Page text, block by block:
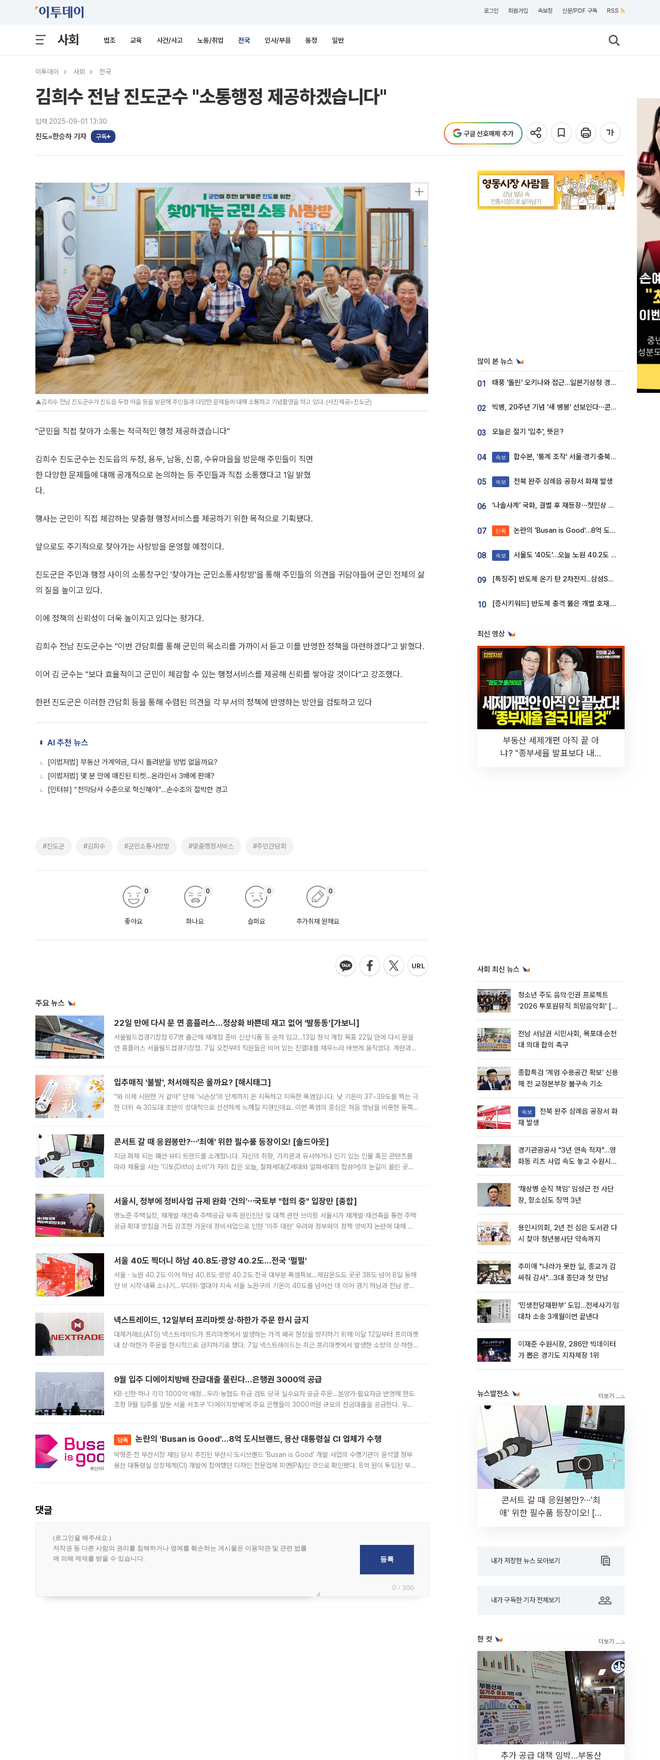
로그인 회원가입 속보창 신문/PDF 구독 RSS
사회 법조 교육 사건/사고 노동/취업 전국 인사/부음 동정 일반
이투데이 사회 전국
김희수 전남 진도군수 "소통행정 제공하겠습니다"
입력 2025-09-01 13:30
진도=한승하 기자 구독 구글 선호매체 추가
▲김희수 전남 진도군수가 진도읍 두정 마을 등을 방문해 주민들과 다양한 문제들에 대해 소통하고 기념촬영을 하고 있다. (사진제공=진도군)
"군민을 직접 찾아가 소통는 적극적인 행정 제공하겠습니다"
김희수 진도군수는 진도읍의 두정, 용두, 남동, 신흥, 수유마을을 방문해 주민들이 직면
한 다양한 문제들에 대해 공개적으로 논의하는 등 주민들과 직접 소통했다고 1일 밝혔
다.
행사는 군민이 직접 체감하는 맞춤형 행정서비스를 제공하기 위한 목적으로 기획됐다.
앞으로도 주기적으로 찾아가는 사랑방을 운영할 예정이다.
진도군은 주민과 행정 사이의 소통창구인 '찾아가는 군민소통사랑방'을 통해 주민들의 의견을 귀담아들어 군민 전체의 삶
의 질을 높이고 있다.
이에 정책의 신뢰성이 더욱 높이지고 있다는 평가다.
김희수 전남 진도군수는 "이번 간담회를 통해 군민의 목소리를 가까이서 듣고 이를 반영한 정책을 마련하겠다"고 밝혔다.
이어 김 군수는 "보다 효율적이고 군민이 체감할 수 있는 행정서비스를 제공해 신뢰를 쌓아갈 것이다"고 강조했다.
한편 진도군은 이러한 간담회 등을 통해 수렴된 의견을 각 부서의 정책에 반영하는 방안을 검토하고 있다
AI 추천 뉴스
[이법저법] 부동산 가계약금, 다시 돌려받을 방법 없을까요?
[이법저법] 몇 분 만에 매진된 티켓…온라인서 3배에 판매?
[인터뷰] “천막당사 수준으로 혁신해야”…손수조의 절박한 경고
#진도군 #김희수 #군민소통사랑방 #맞춤행정서비스 #주민간담회
좋아요
0
화나요
0
슬퍼요
0
추가취재 원해요
0
주요 뉴스
22일 만에 다시 문 연 홈플러스…정상화 바쁜데 재고 없어 ‘발동동’[가보니]
서울월드컵경기장점 67명 출근해 재개점 준비 신선식품 등 순차 입고…13일 정식 개장 목표 22일 만에 다시 문을
연 홈플러스 서울월드컵경기장점. 7일 오전부터 직원들은 비어 있는 진열대를 채우느라 바쁘게 움직였다. 계란과
입추매직 '불발', 처서매직은 올까요? [해시태그]
“와 이제 시원한 거 같아” 단체 ‘뇌손상’의 단계까지 온 지독하고 지독한 폭염입니다. 낮 기온이 37~39도를 찍는 극
한 더위 속 30도대 초반이 상대적으로 선선하게 느껴질 지경인데요. 이번 폭염의 중심은 처음 영남을 비롯한 동쪽
콘서트 갈 때 응원봉만?⋯'최애' 위한 필수품 등장이오! [솔드아웃]
지금 화제 되는 패션·뷰티 트렌드를 소개합니다. 자신의 취향, 가치관과 유사하거나 인기 있는 인물 혹은 콘텐츠를
따라 제품을 사는 '디토(Ditto) 소비'가 자리 잡은 오늘, 잘파세대(Z세대와 알파세대의 합성어)의 눈길이 쏠린 곳은
서울시, 정부에 정비사업 규제 완화 '건의'⋯국토부 "협의 중" 입장만 [종합]
명노준 주택실장, 재개발·재건축 주택공급 부족 원인진단 및 대책 관련 브리핑 서울시가 재개발·재건축을 통한 주택
공급 확대 방침을 거듭 강조한 가운데 정비사업으로 인한 '이주 대란' 우려와 정부와의 정책 엇박자 논란에 대해 정
서울 40도 찍더니 하남 40.8도·광양 40.2도…전국 '펄펄'
서울ㆍ노원 40.2도 이어 하남 40.8도·광양 40.2도 전국 대부분 폭염특보…체감온도도 곳곳 38도 넘어 8일 동해
안 비 시작·내륙 소나기…무더위·열대야 지속 서울 노원구의 기온이 40도를 넘어선 데 이어 경기 하남과 전남 광양
넥스트레이드, 12일부터 프리마켓 상·하한가 주문 한시 금지
대체거래소(ATS) 넥스트레이드가 프리마켓에서 발생하는 가격 왜곡 현상을 방지하기 위해 이달 12일부터 프리마켓
내 상·하한가 주문을 한시적으로 금지하기로 했다. 7일 넥스트레이드는 최근 프리마켓에서 발생한 소량의 상·하한
9월 입주 디에이치방배 잔금대출 풀린다…은행권 3000억 공급
KB·신한·하나 각각 1000억 배정…우리·농협도 취급 검토 당국 실수요자 공급 주문…분양가·필요자금 반영해 한도
조정 9월 입주를 앞둔 서울 서초구 ‘디에이치방배’에 주요 은행들이 3000억원 규모의 잔금대출을 공급한다. 우리
단독 논란의 'Busan is Good'…8억 도시브랜드, 용산 대통령실 CI 업체가 수행
박형준 전 부산시장 재임 당시 추진된 부산시 도시브랜드 ‘Busan is Good’ 개발 사업의 수행기관이 윤석열 정부
용산 대통령실 상징체계(CI) 개발에 참여했던 디자인 전문업체 피앤(P&)인 것으로 확인됐다. 8억 원이 투입된 부산
댓글
0 / 300
많이 본 뉴스
01 태풍 '돌핀' 오키나와 접근…일본기상청 경로 업데이트
02 빅뱅, 20주년 기념 '새 뱅봉' 선보인다⋯콘서트 앞두고 팝업 개최
03 오늘은 절기 '입추', 뜻은?
04 속보 합수본, '통계 조작' 서울·경기·충북 선관위 등 추가 압수수색
05 속보 전북 완주 삼례읍 공장서 화재 발생
06 ‘나솔사계’ 국화, 결별 후 재등장⋯첫인상 투표 휩쓸고 ‘인기녀’ 등극
07 단독 논란의 'Busan is Good'…8억 도시브랜드, 용산 대통령실 CI 업체가 수행
08 속보 서울도 '40도'…오늘 노원 40.2도 기록
09 [특징주] 반도체 온기 탄 2차전지...삼성SDI, 장 초반 7% 넘게 껑충
10 [증시키워드] 반도체 충격 뚫은 개별 호재...포스코퓨처엠·에코프로·한화솔루션 '눈길'
최신 영상
부동산 세제개편 아직 끝 아
냐? "종부세율 발표보다 내릴
사회 최신 뉴스
청소년 주도 음악·인권 프로젝트
'2026 투포원뮤직 희망음악회' [포
전남 서남권 시민사회, 목포대·순천
대 의대 합의 촉구
종합특검 ‘계엄 수용공간 확보’ 신용
해 전 교정본부장 불구속 기소
속보
재 발생
경기관광공사 "3년 연속 적자"…영
화동 리츠 사업 속도 놓고 수원시와
‘채상병 순직 책임’ 임성근 전 사단
장, 항소심도 징역 3년
용인시의회, 2년 전 심은 도서관 다
시 찾아 청년봉사단 약속까지
추미애 "나라가 못한 일, 종교가 감
싸줘 감사"…3대 종단과 첫 만남
‘민생전담재판부’ 도입…전세사기·임
대차 소송 3개월이면 끝낸다
이재준 수원시장, 286만 빅데이터
가 뽑은 경기도 지자체장 1위
뉴스발전소
콘서트 갈 때 응원봉만?⋯'최
애' 위한 필수품 등장이오! [솔
내가 저장한 뉴스 모아보기
내가 구독한 기자 전체보기
한 컷
추가 공급 대책 임박…부동산